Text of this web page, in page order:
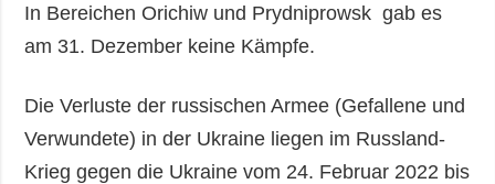
In Bereichen Orichiw und Prydniprowsk gab es
am 31. Dezember keine Kämpfe.
Die Verluste der russischen Armee (Gefallene und
Verwundete) in der Ukraine liegen im Russland-
Krieg gegen die Ukraine vom 24. Februar 2022 bis